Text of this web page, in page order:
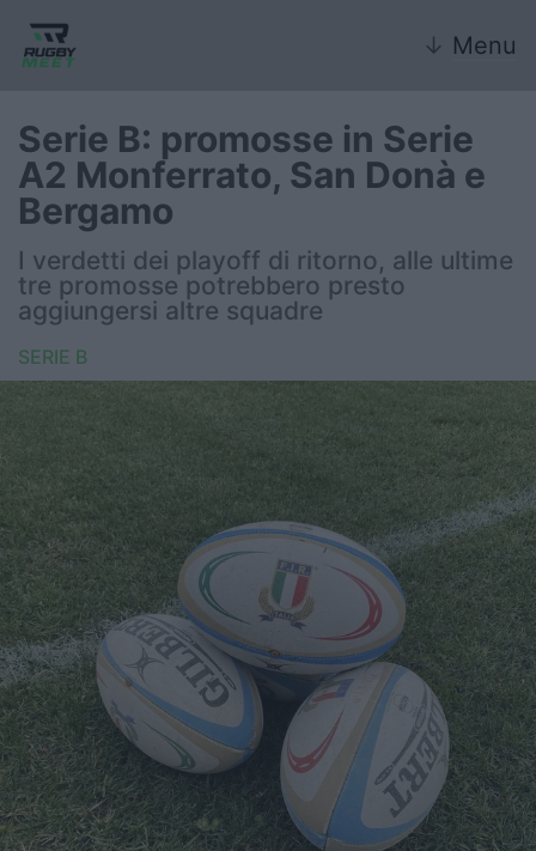
↓ Menu
Nazionale
Nazionali giovanili
Rugby Sevens
FIR
Internazionale
6 Nazioni
United Rugby Championship
Top14
Premiership
Champions Cup
Challenge Cup
World Rugby
Rugby World Cup
Serie B: promosse in Serie
A2 Monferrato, San Donà e
Bergamo
I verdetti dei playoff di ritorno, alle ultime
tre promosse potrebbero presto
aggiungersi altre squadre
SERIE B